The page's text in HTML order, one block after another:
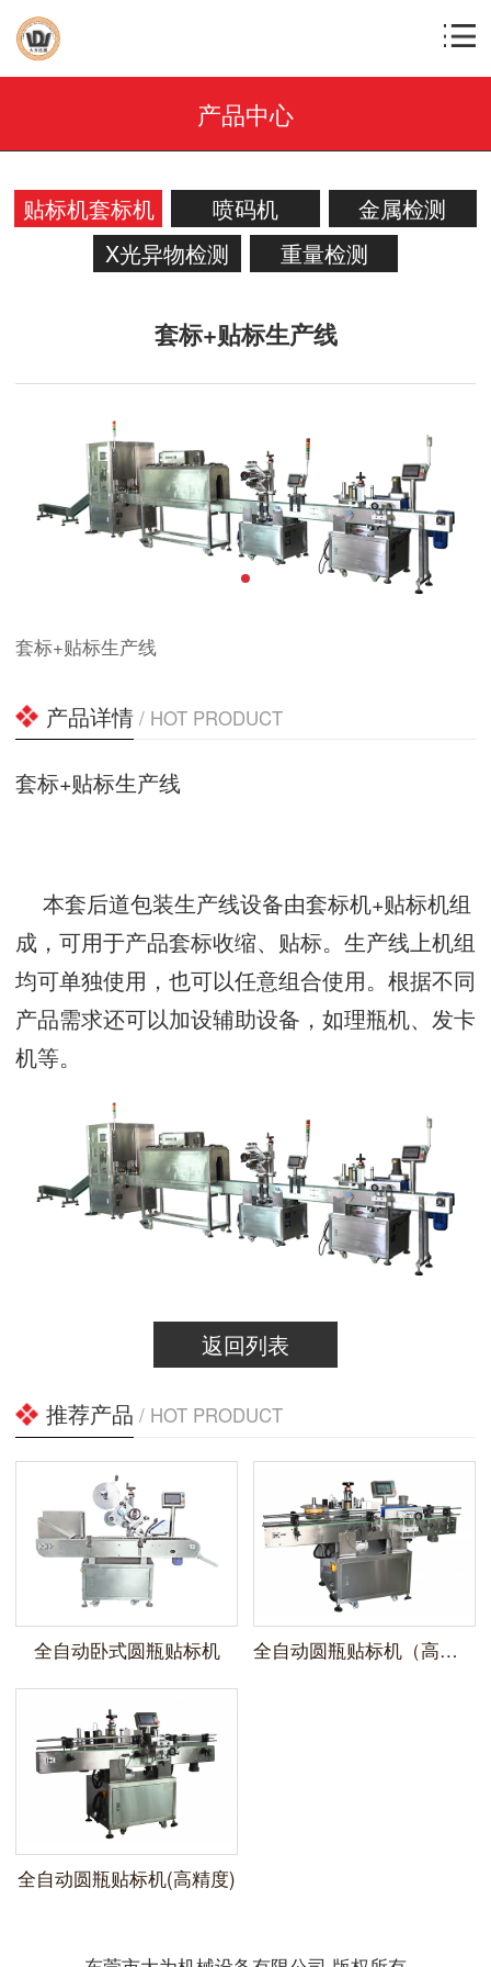
产品中心
贴标机套标机 喷码机
金属检测
X光异物检测
重量检测
套标+贴标生产线
套标+贴标生产线
产品详情 / HOT PRODUCT
套标+贴标生产线
本套后道包装生产线设备由套标机+贴标机组
成，可用于产品套标收缩、贴标。生产线上机组
均可单独使用，也可以任意组合使用。根据不同
产品需求还可以加设辅助设备，如理瓶机、发卡
机等。
返回列表
推荐产品 / HOT PRODUCT
全自动卧式圆瓶贴标机 全自动圆瓶贴标机（高速）
全自动圆瓶贴标机(高精度)